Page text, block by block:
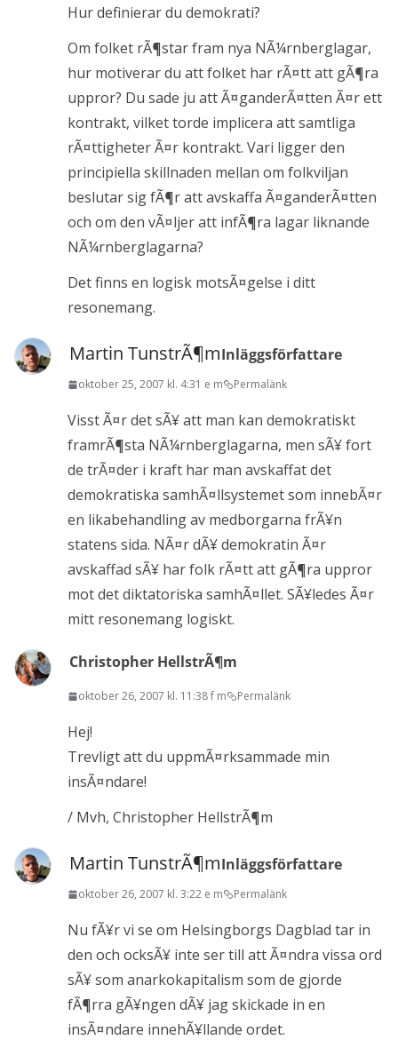
Hur definierar du demokrati?
Om folket rÃ¶star fram nya NÃ¼rnberglagar,
hur motiverar du att folket har rÃ¤tt att gÃ¶ra
uppror? Du sade ju att Ã¤ganderÃ¤tten Ã¤r ett
kontrakt, vilket torde implicera att samtliga
rÃ¤ttigheter Ã¤r kontrakt. Vari ligger den
principiella skillnaden mellan om folkviljan
beslutar sig fÃ¶r att avskaffa Ã¤ganderÃ¤tten
och om den vÃ¤ljer att infÃ¶ra lagar liknande
NÃ¼rnberglagarna?
Det finns en logisk motsÃ¤gelse i ditt
resonemang.
Martin TunstrÃ¶mInläggsförfattare
oktober 25, 2007 kl. 4:31 e m Permalänk
Visst Ã¤r det sÃ¥ att man kan demokratiskt
framrÃ¶sta NÃ¼rnberglagarna, men sÃ¥ fort
de trÃ¤der i kraft har man avskaffat det
demokratiska samhÃ¤llsystemet som innebÃ¤r
en likabehandling av medborgarna frÃ¥n
statens sida. NÃ¤r dÃ¥ demokratin Ã¤r
avskaffad sÃ¥ har folk rÃ¤tt att gÃ¶ra uppror
mot det diktatoriska samhÃ¤llet. SÃ¥ledes Ã¤r
mitt resonemang logiskt.
Christopher HellstrÃ¶m
oktober 26, 2007 kl. 11:38 f m Permalänk
Hej!
Trevligt att du uppmÃ¤rksammade min
insÃ¤ndare!
/ Mvh, Christopher HellstrÃ¶m
Martin TunstrÃ¶mInläggsförfattare
oktober 26, 2007 kl. 3:22 e m Permalänk
Nu fÃ¥r vi se om Helsingborgs Dagblad tar in
den och ocksÃ¥ inte ser till att Ã¤ndra vissa ord
sÃ¥ som anarkokapitalism som de gjorde
fÃ¶rra gÃ¥ngen dÃ¥ jag skickade in en
insÃ¤ndare innehÃ¥llande ordet.